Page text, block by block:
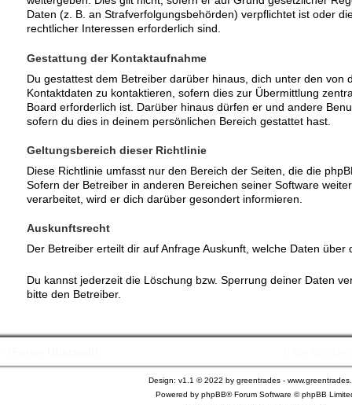
Daten (z. B. an Strafverfolgungsbehörden) verpflichtet ist oder
rechtlicher Interessen erforderlich sind.
Gestattung der Kontaktaufnahme
Du gestattest dem Betreiber darüber hinaus, dich unter den von
Kontaktdaten zu kontaktieren, sofern dies zur Übermittlung
Board erforderlich ist. Darüber hinaus dürfen er und andere
sofern du dies in deinem persönlichen Bereich gestattet hast.
Geltungsbereich dieser Richtlinie
Diese Richtlinie umfasst nur den Bereich der Seiten, die die
Sofern der Betreiber in anderen Bereichen seiner Software
verarbeitet, wird er dich darüber gesondert informieren.
Auskunftsrecht
Der Betreiber erteilt dir auf Anfrage Auskunft, welche Daten über
Du kannst jederzeit die Löschung bzw. Sperrung deiner Daten
bitte den Betreiber.
Design: v1.1 © 2022 by greentrades -
Powered by phpBB®Forum Software © phpBB